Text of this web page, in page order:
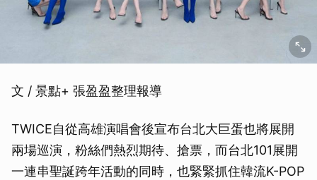
文 / 景點+ 張盈盈整理報導
TWICE自從高雄演唱會後宣布台北大巨蛋也將展開
兩場巡演，粉絲們熱烈期待、搶票，而台北101展開
一連串聖誕跨年活動的同時，也緊緊抓住韓流K-POP